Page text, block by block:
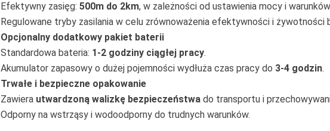
Efektywny zasięg: 500m do 2km, w zależności od ustawienia mocy i
Regulowane tryby zasilania w celu zrównoważenia efektywności i żywotności
Opcjonalny dodatkowy pakiet baterii
Standardowa bateria: 1-2 godziny ciągłej pracy.
Akumulator zapasowy o dużej pojemności wydłuża czas pracy do 3-4 godzin.
Trwałe i bezpieczne opakowanie
Zawiera utwardzoną walizkę bezpieczeństwa do transportu i
Odporny na wstrząsy i wodoodporny do trudnych warunków.